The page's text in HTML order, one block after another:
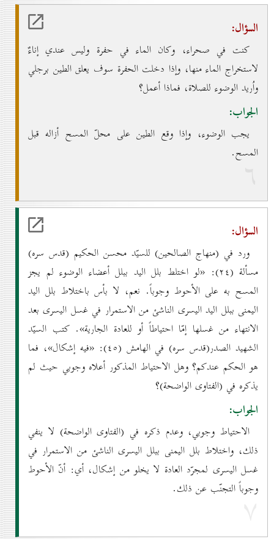
السؤال:
كنت في صحراء، وكان الماء في حفرة وليس عندي إناءٌ
لاستخراج الماء منها، وإذا دخلت الحفرة سوف يعلق الطين برجلي
واُريد الوضوء للصلاة، فماذا أعمل؟
الجواب:
يجب الوضوء، وإذا وقع الطين على محلّ المسح أزاله قبل
المسح.
٦
السؤال:
ورد في (منهاج الصالحين) للسيّد محسن الحكيم (قدس سره)
مسألة (۲٤): «لو اختلط بلل اليد ببلل أعضاء الوضوء لم يجز
المسح به على الأحوط وجوباً. نعم، لا بأس باختلاط بلل اليد
اليمنى ببلل اليد اليسرى الناشئ من الاستمرار في غسل اليسرى بعد
الانتهاء من غسلها إمّا احتياطاً أو للعادة الجارية». كتب السيّد
الشهيد الصدر(قدس سره) في الهامش (٤٥): «فيه إشكال»، فما
هو الحكم عندكم؟ وهل الاحتياط المذكور أعلاه وجوبي حيث لم
يذكره في (الفتاوى الواضحة)؟
الجواب:
الاحتياط وجوبي، وعدم ذكره في (الفتاوى الواضحة) لا ينفي
ذلك، واختلاط بلل اليمنى ببلل اليسرى الناشئ من الاستمرار في
غسل اليسرى لمجرّد العادة لا يخلو من إشكال، أي: أنّ الأحوط
وجوباً التجنّب عن ذلك.
۷